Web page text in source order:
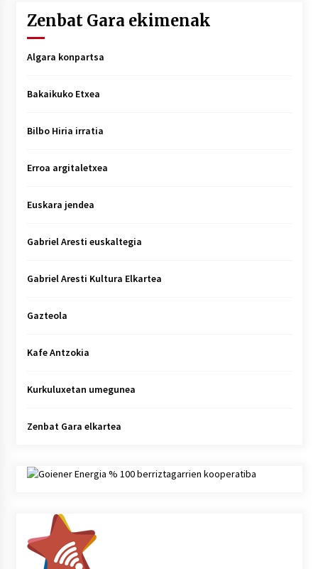
Zenbat Gara ekimenak
Algara konpartsa
Bakaikuko Etxea
Bilbo Hiria irratia
Erroa argitaletxea
Euskara jendea
Gabriel Aresti euskaltegia
Gabriel Aresti Kultura Elkartea
Gazteola
Kafe Antzokia
Kurkuluxetan umegunea
Zenbat Gara elkartea